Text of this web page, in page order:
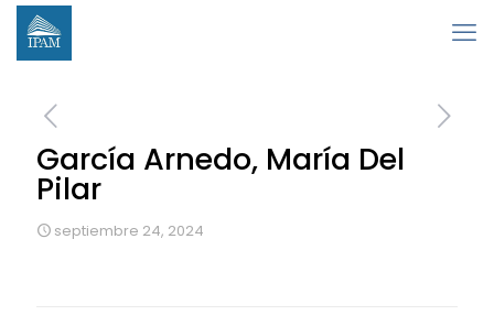
García Arnedo, María Del
Pilar
septiembre 24, 2024